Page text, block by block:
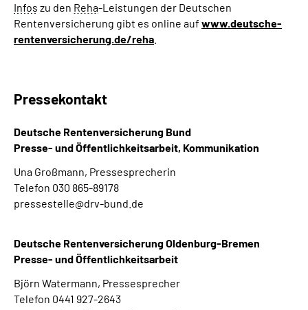
Infos zu den Reha-Leistungen der Deutschen
Rentenversicherung gibt es online auf www.deutsche-
rentenversicherung.de/reha
Pressekontakt
Deutsche Rentenversicherung Bund
Presse- und Öffentlichkeitsarbeit, Kommunikation
Una Großmann, Pressesprecherin
Telefon 030 865-89178
pressestelle@drv-bund.de
Deutsche Rentenversicherung Oldenburg-Bremen
Presse- und Öffentlichkeitsarbeit
Björn Watermann, Pressesprecher
Telefon 0441 927-2643